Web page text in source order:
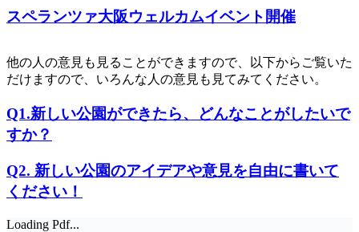
スペランツァ大阪ウェルカムイベント開催
他の人の意見も見ることができますので、以下からご覧いた
だけますので、いろんな人の意見も見てみてください。
Q1.新しい公園ができたら、どんなことがしたいで
すか？
Q2. 新しい公園のアイデアや意見を自由に書いて
ください！
Loading Pdf...